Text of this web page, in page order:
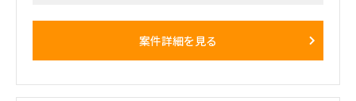
案件詳細を見る